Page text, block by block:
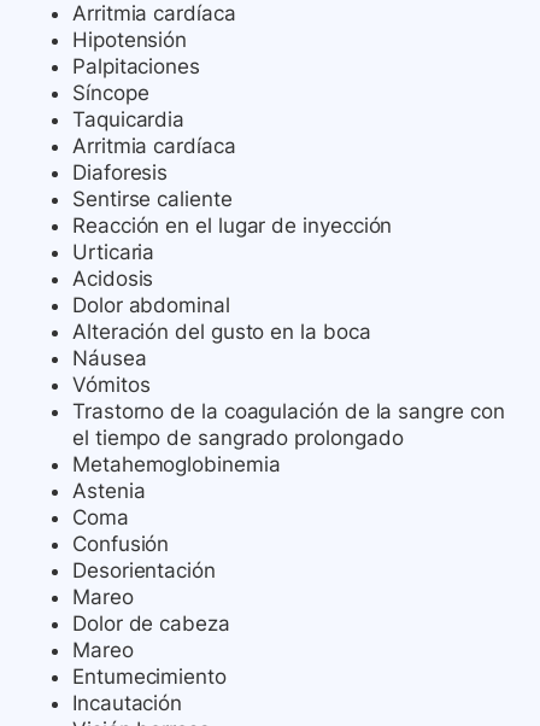
Arritmia cardíaca
Hipotensión
Palpitaciones
Síncope
Taquicardia
Arritmia cardíaca
Diaforesis
Sentirse caliente
Reacción en el lugar de inyección
Urticaria
Acidosis
Dolor abdominal
Alteración del gusto en la boca
Náusea
Vómitos
Trastorno de la coagulación de la sangre con
el tiempo de sangrado prolongado
Metahemoglobinemia
Astenia
Coma
Confusión
Desorientación
Mareo
Dolor de cabeza
Mareo
Entumecimiento
Incautación